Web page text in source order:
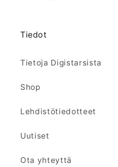
Tiedot
Tietoja Digistarsista
Shop
Lehdistötiedotteet
Uutiset
Ota yhteyttä